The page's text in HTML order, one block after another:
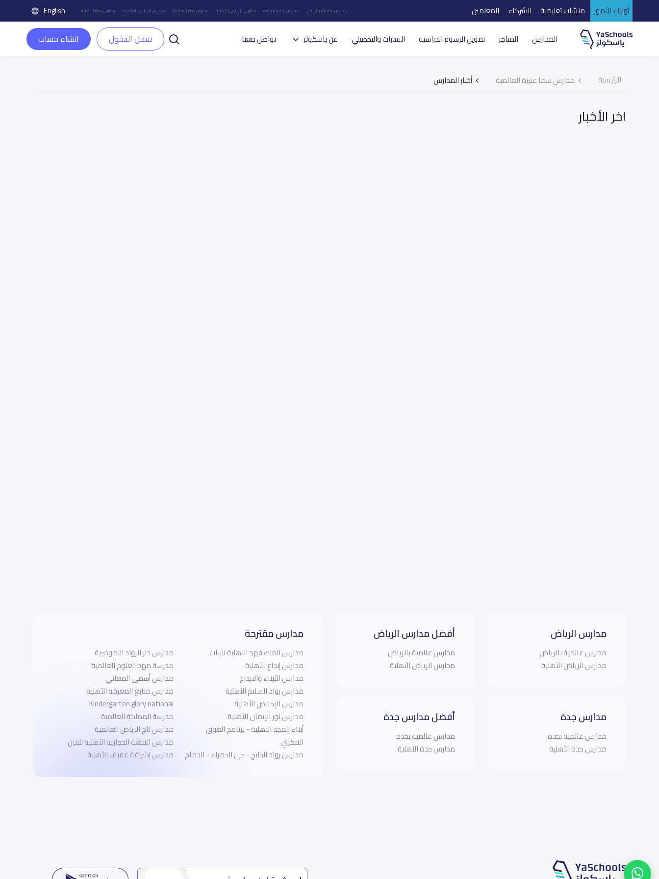
أولياء الأمور منشآت تعليمية الشركاء المعلمين مدارس عالمية بالرياض مدارس عالمية بجده مدارس الرياض الأهلية مدارس جدة العالمية مدارس الرياض العالمية مدارس جدة الأهلية English
المدارس المتاجر تمويل الرسوم الدراسية القدرات والتحصيلي عن ياسكولز تواصل معنا سجل الدخول انشاء حساب
الرئيسية مدارس سما عنيزة العالمية أخبار المدارس
اخر الأخبار
مدارس الرياض
مدارس عالمية بالرياض
مدارس الرياض الأهلية
مدارس جدة
مدارس عالمية بجده
مدارس جدة الأهلية
أفضل مدارس الرياض
مدارس عالمية بالرياض
مدارس الرياض الأهلية
أفضل مدارس جدة
مدارس عالمية بجده
مدارس جدة الأهلية
مدارس مقترحة
مدارس الملك فهد الاهلية للبنات
مدارس إبداع الأهلية
مدارس الأبناء والابداع
مدارس رواد السلام الأهلية
مدارس الإخلاص الأهلية
مدارس نور الإيمان الأهلية
أبناء المجد الاهلية - برنامج العوق
الفكري
مدارس رواد الخليج - حى الحمراء - الدمام
مدارس دار الرواد النموذجية
مدرسة مهد العلوم العالمية
مدارس أسمى المعاني
مدارس منابع المعرفة الأهلية
Kindergarten glory national
مدرسة المملكة العالمية
مدارس تاج الرياض العالمية
مدارس القلعة الحجازية الأهلية للبنين
مدارس إشراقة عفيف الأهلية